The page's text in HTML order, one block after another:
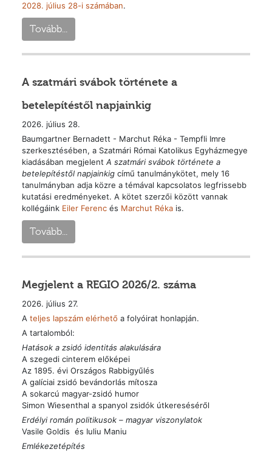
2028. július 28-i számában.
Tovább...
A szatmári svábok története a
betelepítéstől napjainkig
2026. július 28.
Baumgartner Bernadett - Marchut Réka - Tempfli Imre
szerkesztésében, a Szatmári Római Katolikus Egyházmegye
kiadásában megjelent A szatmári svábok története a
betelepítéstől napjainkigcímű tanulmánykötet, mely 16
tanulmányban adja közre a témával kapcsolatos legfrissebb
kutatási eredményeket. A kötet szerzői között vannak
kollégáink Eiler Ferencés Marchut Rékais.
Tovább...
Megjelent a REGIO 2026/2. száma
2026. július 27.
A teljes lapszám elérhető a folyóirat honlapján.
A tartalomból:
Hatások a zsidó identitás alakulására
A szegedi cinterem előképei
Az 1895. évi Országos Rabbigyűlés
A galíciai zsidó bevándorlás mítosza
A sokarcú magyar-zsidó humor
Simon Wiesenthal a spanyol zsidók útkereséséről
Erdélyi román politikusok – magyar viszonylatok
Vasile Goldis és Iuliu Maniu
Emlékezetépítés